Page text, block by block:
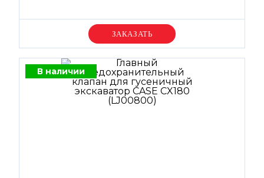
Уточняйте цену
В наличии